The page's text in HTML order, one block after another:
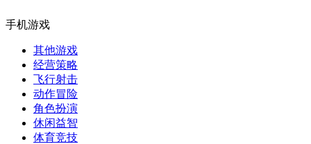
手机游戏
其他游戏
经营策略
飞行射击
动作冒险
角色扮演
休闲益智
体育竞技